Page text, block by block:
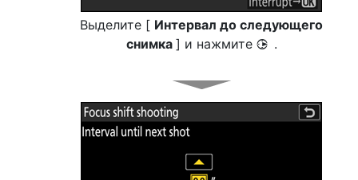
Выделите [ Интервал до следующего
снимка ] и нажмите 2 .